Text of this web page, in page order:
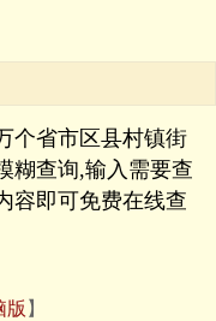
个省市区县村镇街
糊查询,输入需要查
容即可免费在线查
版 】